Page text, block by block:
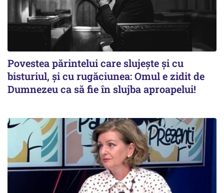
Povestea părintelui care slujește și cu
bisturiul, și cu rugăciunea: Omul e zidit de
Dumnezeu ca să fie în slujba aproapelui!